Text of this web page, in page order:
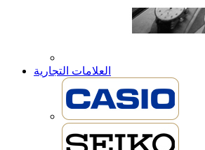
العلامات التجارية